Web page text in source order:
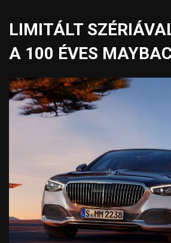
LIMITÁLT
A 100 ÉVES